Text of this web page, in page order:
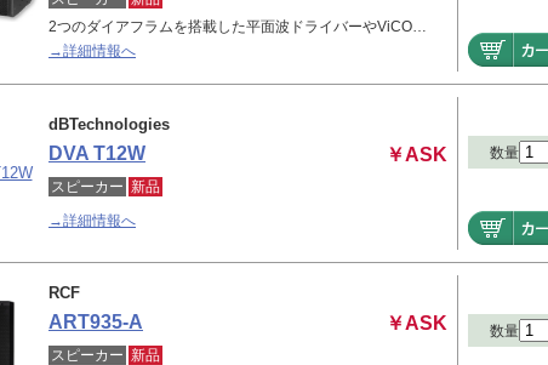
2つのダイアフラムを搭載した平面波ドライバーやViCO…
→詳細情報へ
dBTechnologies
DVA T12W ￥ASK
スピーカー 新品
→詳細情報へ
数量
RCF
ART935-A ￥ASK
スピーカー 新品
数量